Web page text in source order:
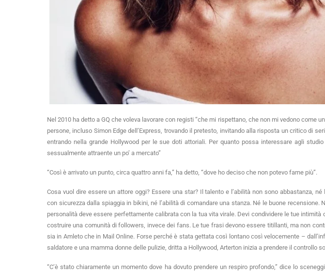
Nel 2010 ha detto a GQ che voleva lavorare con registi “che mi rispettano, che non mi vedono come
persone, incluso Simon Edge dell’Express, trovando il pretesto, invitando alla risposta un critico di
entrando nella grande Hollywood per le sue doti attoriali. Per quanto possa interessare agli
sessualmente attraente un po’ a mercato”
“Così è arrivato un punto, circa quattro anni fa,” ha detto, “dove ho deciso che non potevo farne più”.
Cosa vuol dire essere un attore oggi? Essere una star? Il talento e l’abilità non sono abbastanza, né
con sicurezza dalla spiaggia in bikini, né l’abilità di comandare una stanza. Né le buone recensione.
personalità deve essere perfettamente calibrata con la tua vita virale. Devi condividere le tue intimità
costruire una comunità di followers, invece dei fans. Le tue frasi devono essere titillanti, ma non
sia in Amleto che in Mail Online. Forse perché è stata gettata così lontano così velocemente –
saldatore e una mamma donne delle pulizie, dritta a Hollywood, Arterton inizia a prendere il controllo
“C’è stato chiaramente un momento dove ha dovuto prendere un respiro profondo,” dice lo